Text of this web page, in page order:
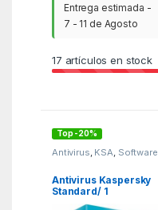
Entrega estimada -
7 - 11 de Agosto
17 artículos en stock
Top -20%
Antivirus KSA Software
Antivirus Kaspersky
Standard/ 1
Dispositivo/ 1 Año